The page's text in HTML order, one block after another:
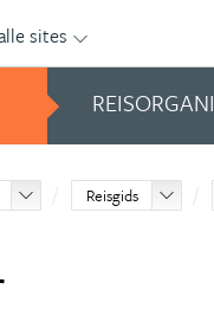
sites
Reisgids